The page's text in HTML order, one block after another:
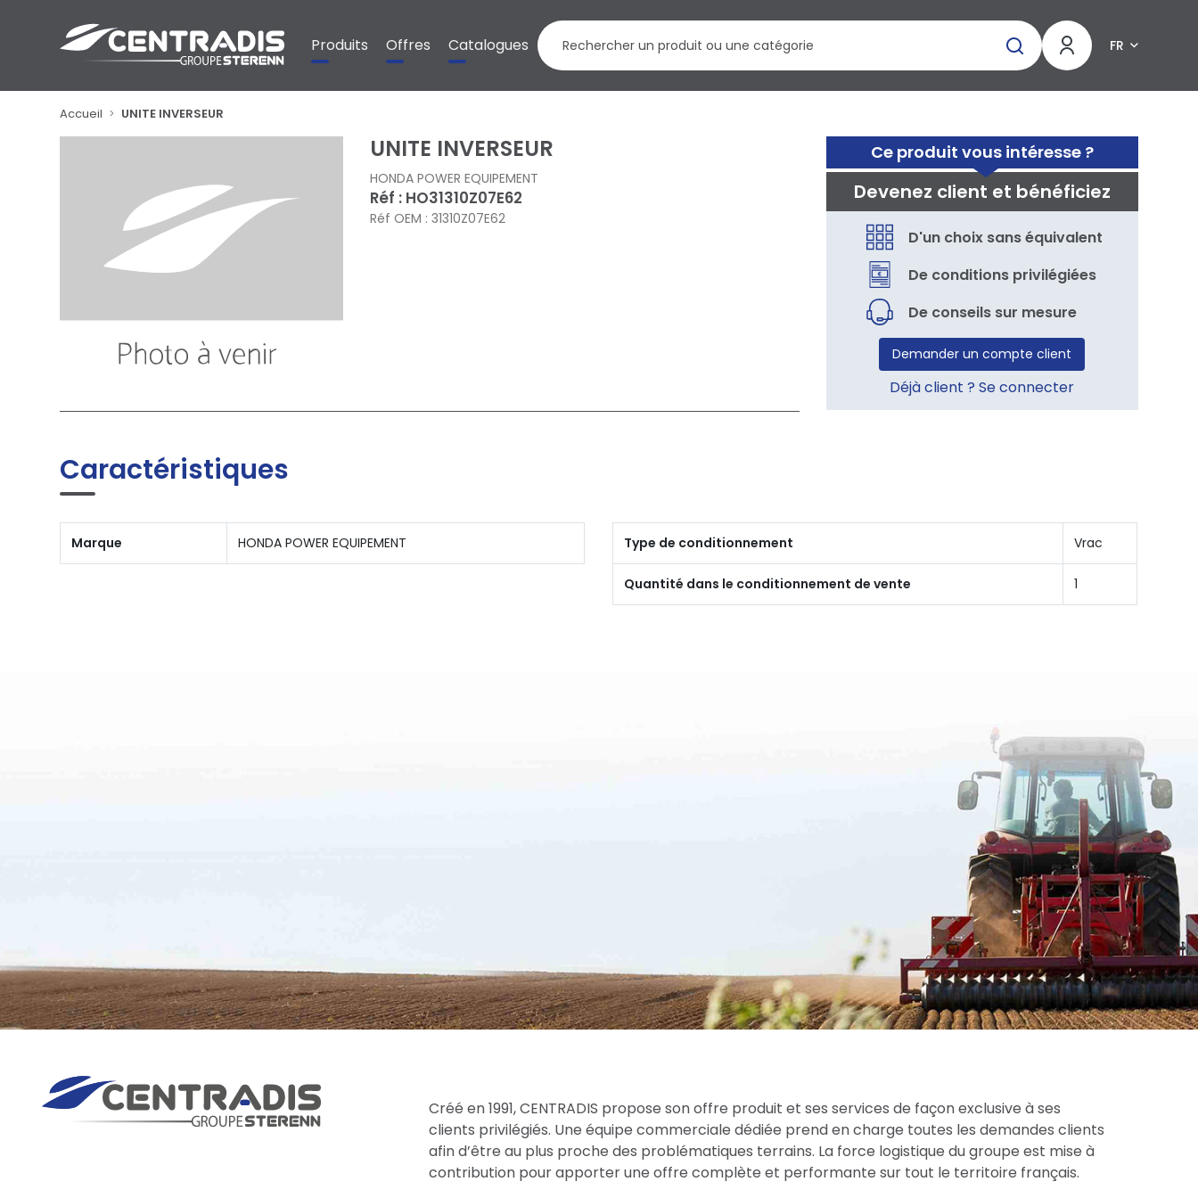
Produits Offres Catalogues FR
Accueil UNITE INVERSEUR
Ce produit vous intéresse ?
Devenez client et bénéficiez
D'un choix sans équivalent
De conditions privilégiées
De conseils sur mesure
Demander un compte client
Déjà client ? Se connecter
UNITE INVERSEUR
HONDA POWER EQUIPEMENT
Réf : HO31310Z07E62
Réf OEM : 31310Z07E62
Caractéristiques
Marque HONDA POWER EQUIPEMENT Type de conditionnement Vrac
Quantité dans le conditionnement de vente 1
Créé en 1991, CENTRADIS propose son offre produit et ses services de façon exclusive à ses
clients privilégiés. Une équipe commerciale dédiée prend en charge toutes les demandes clients
afin d’être au plus proche des problématiques terrains. La force logistique du groupe est mise à
contribution pour apporter une offre complète et performante sur tout le territoire français.